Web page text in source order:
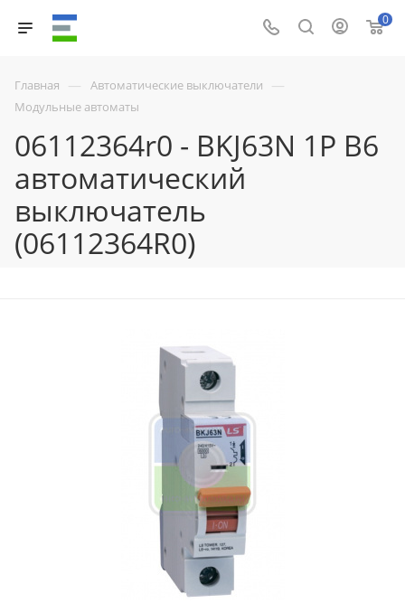
0
Главная — Автоматические выключатели —
Модульные автоматы
06112364r0 - BKJ63N 1P B6
автоматический
выключатель
(06112364R0)